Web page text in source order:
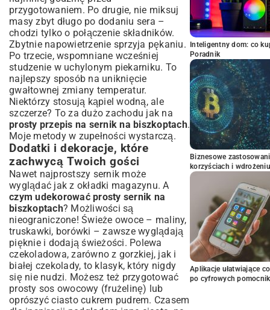
przygotowaniem. Po drugie, nie miksuj
masy zbyt długo po dodaniu sera –
chodzi tylko o połączenie składników.
Zbytnie napowietrzenie sprzyja pękaniu.
Po trzecie, wspomniane wcześniej
studzenie w uchylonym piekarniku. To
najlepszy sposób na uniknięcie
gwałtownej zmiany temperatur.
Niektórzy stosują kąpiel wodną, ale
szczerze? To za dużo zachodu jak na
prosty przepis na sernik na biszkoptach.
Moje metody w zupełności wystarczą.
Dodatki i dekoracje, które
zachwycą Twoich gości
Nawet najprostszy sernik może
wyglądać jak z okładki magazynu. A
czym udekorować prosty sernik na
biszkoptach? Możliwości są
nieograniczone! Świeże owoce – maliny,
truskawki, borówki – zawsze wyglądają
pięknie i dodają świeżości. Polewa
czekoladowa, zarówno z gorzkiej, jak i
białej czekolady, to klasyk, który nigdy
się nie nudzi. Możesz też przygotować
prosty sos owocowy (frużelinę) lub
oprószyć ciasto cukrem pudrem. Czasem
Inteligentny dom: co
Poradnik
Biznesowe
korzyściach i wdrożeniu
Aplikacje ułatwiające
po cyfrowych